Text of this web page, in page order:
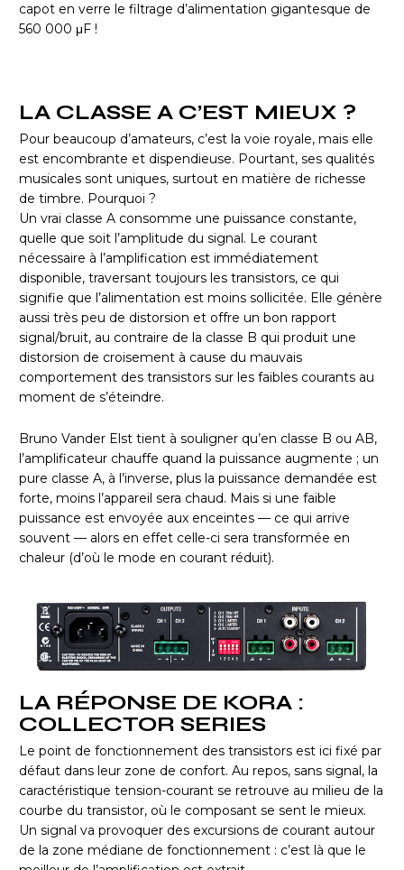
capot en verre le filtrage d’alimentation gigantesque de
560 000 μF !
LA CLASSE A C’EST MIEUX ?
Pour beaucoup d’amateurs, c’est la voie royale, mais elle
est encombrante et dispendieuse. Pourtant, ses qualités
musicales sont uniques, surtout en matière de richesse
de timbre. Pourquoi ?
Un vrai classe A consomme une puissance constante,
quelle que soit l’amplitude du signal. Le courant
nécessaire à l’amplification est immédiatement
disponible, traversant toujours les transistors, ce qui
signifie que l’alimentation est moins sollicitée. Elle génère
aussi très peu de distorsion et offre un bon rapport
signal/bruit, au contraire de la classe B qui produit une
distorsion de croisement à cause du mauvais
comportement des transistors sur les faibles courants au
moment de s’éteindre.
Bruno Vander Elst tient à souligner qu’en classe B ou AB,
l’amplificateur chauffe quand la puissance augmente ; un
pure classe A, à l’inverse, plus la puissance demandée est
forte, moins l’appareil sera chaud. Mais si une faible
puissance est envoyée aux enceintes — ce qui arrive
souvent — alors en effet celle-ci sera transformée en
chaleur (d’où le mode en courant réduit).
LA RÉPONSE DE KORA :
COLLECTOR SERIES
Le point de fonctionnement des transistors est ici fixé par
défaut dans leur zone de confort. Au repos, sans signal, la
caractéristique tension-courant se retrouve au milieu de la
courbe du transistor, où le composant se sent le mieux.
Un signal va provoquer des excursions de courant autour
de la zone médiane de fonctionnement : c’est là que le